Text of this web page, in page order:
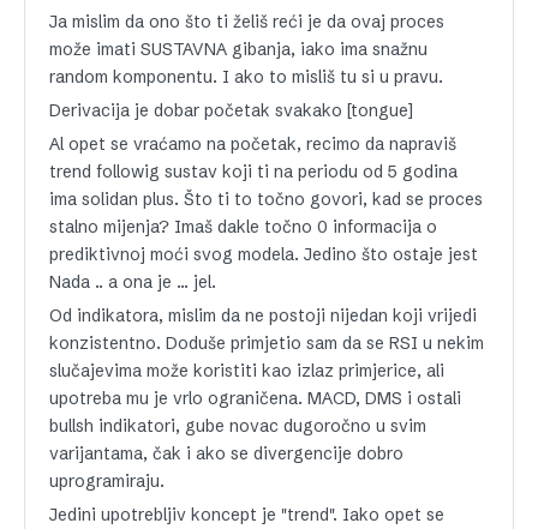
Ja mislim da ono što ti želiš reći je da ovaj proces
može imati SUSTAVNA gibanja, iako ima snažnu
random komponentu. I ako to misliš tu si u pravu.
Derivacija je dobar početak svakako [tongue]
Al opet se vraćamo na početak, recimo da napraviš
trend followig sustav koji ti na periodu od 5 godina
ima solidan plus. Što ti to točno govori, kad se proces
stalno mijenja? Imaš dakle točno 0 informacija o
prediktivnoj moći svog modela. Jedino što ostaje jest
Nada .. a ona je … jel.
Od indikatora, mislim da ne postoji nijedan koji vrijedi
konzistentno. Doduše primjetio sam da se RSI u nekim
slučajevima može koristiti kao izlaz primjerice, ali
upotreba mu je vrlo ograničena. MACD, DMS i ostali
bullsh indikatori, gube novac dugoročno u svim
varijantama, čak i ako se divergencije dobro
uprogramiraju.
Jedini upotrebljiv koncept je "trend". Iako opet se